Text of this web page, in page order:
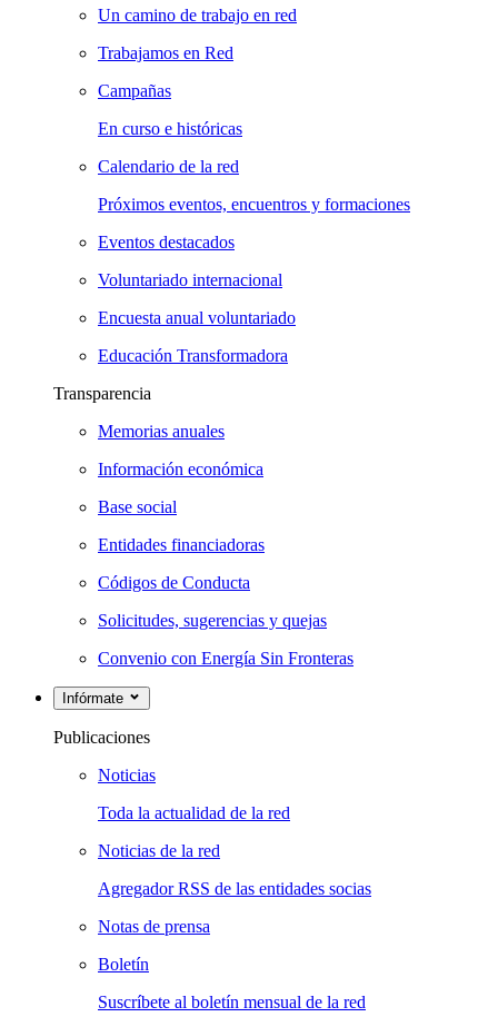
Un camino de trabajo en red
Trabajamos en Red
Campañas
En curso e históricas
Calendario de la red
Próximos eventos, encuentros y formaciones
Eventos destacados
Voluntariado internacional
Encuesta anual voluntariado
Educación Transformadora
Transparencia
Memorias anuales
Información económica
Base social
Entidades financiadoras
Códigos de Conducta
Solicitudes, sugerencias y quejas
Convenio con Energía Sin Fronteras
Infórmate
Publicaciones
Noticias
Toda la actualidad de la red
Noticias de la red
Agregador RSS de las entidades socias
Notas de prensa
Boletín
Suscríbete al boletín mensual de la red